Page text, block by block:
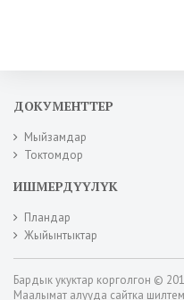
ДОКУМЕНТТЕР
Мыйзамдар
Токтомдор
ИШМЕРДҮҮЛҮК
Пландар
Жыйынтыктар
Бардык укуктар корголгон ©
Маалымат алууда сайтка